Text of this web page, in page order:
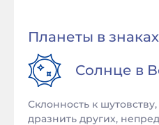
Планеты в знаках
Солнце в
Склонность к
дразнить других,